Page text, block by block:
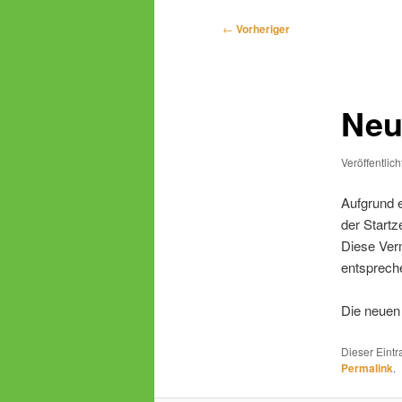
Beitragsnavigation
← Vorheriger
Aufgrund
der
Diese
Die
Dieser
Permalink.